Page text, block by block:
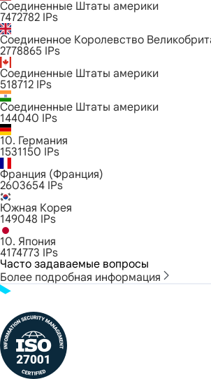
Соединенные Штаты америки
7472782 IPs
Соединенное Королевство
2778865 IPs
Соединенные Штаты америки
518712 IPs
Соединенные Штаты америки
144040 IPs
10. Германия
1531150 IPs
Франция (Франция)
2603654 IPs
Южная Корея
149048 IPs
10. Япония
4174773 IPs
Часто задаваемые вопросы
Более подробная информация